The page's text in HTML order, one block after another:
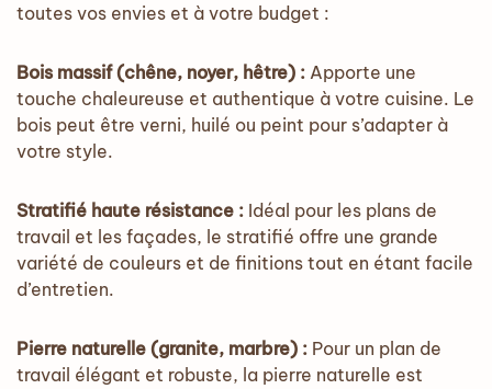
toutes vos envies et à votre budget :
Bois massif (chêne, noyer, hêtre) : Apporte une
touche chaleureuse et authentique à votre cuisine. Le
bois peut être verni, huilé ou peint pour s’adapter à
votre style.
Stratifié haute résistance : Idéal pour les plans de
travail et les façades, le stratifié offre une grande
variété de couleurs et de finitions tout en étant facile
d’entretien.
Pierre naturelle (granite, marbre) : Pour un plan de
travail élégant et robuste, la pierre naturelle est